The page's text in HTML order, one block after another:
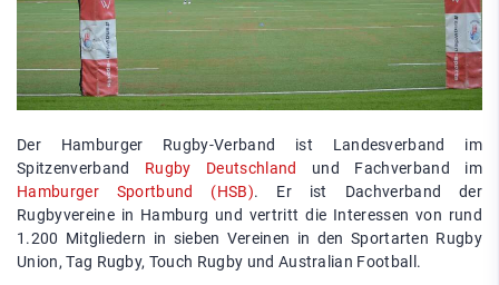
Der Hamburger Rugby-Verband ist Landesverband im
Spitzenverband Rugby Deutschland
und Fachverband im
Hamburger Sportbund (HSB). Er ist Dachverband der
Rugbyvereine in Hamburg und vertritt die Interessen von rund
1.200 Mitgliedern in sieben Vereinen in den Sportarten Rugby
Union, Tag Rugby, Touch Rugby und Australian Football.